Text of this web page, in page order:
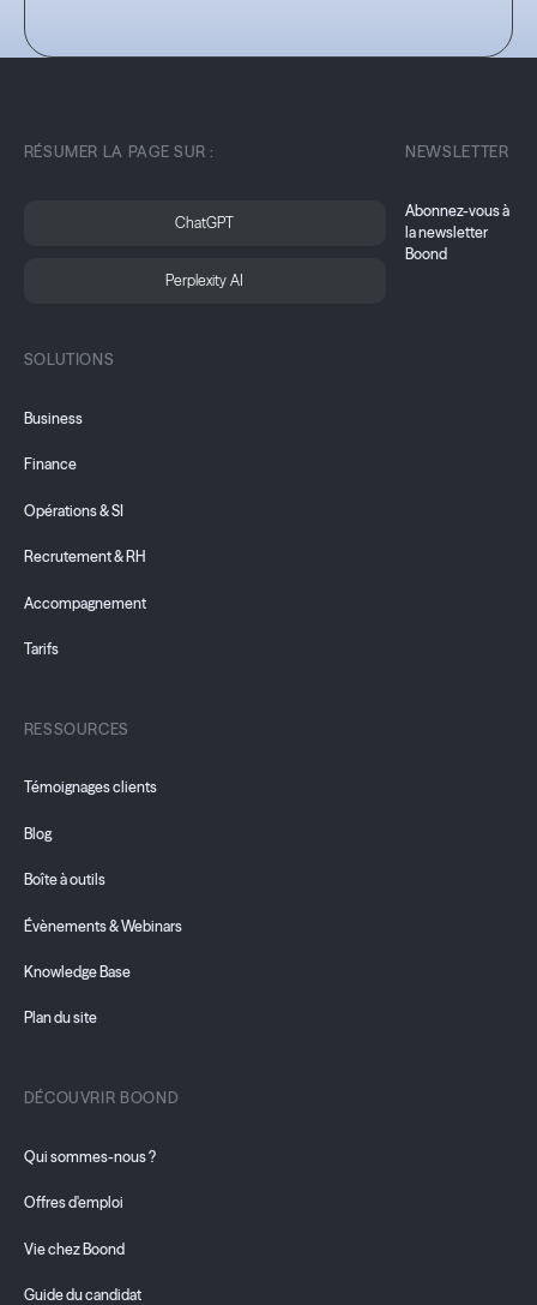
RÉSUMER LA PAGE SUR :
ChatGPT
Perplexity AI
SOLUTIONS
Business
Finance
Opérations & SI
Recrutement & RH
Accompagnement
Tarifs
RESSOURCES
Témoignages clients
Blog
Boîte à outils
Évènements & Webinars
Knowledge Base
Plan du site
DÉCOUVRIR BOOND
Qui sommes-nous ?
Offres d'emploi
Vie chez Boond
Guide du candidat
NEWSLETTER
Abonnez-vous à
la newsletter
Boond